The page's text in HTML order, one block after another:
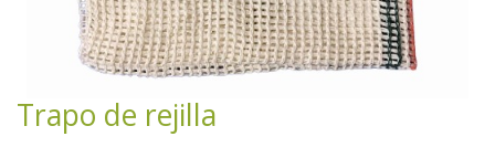
Trapo de rejilla